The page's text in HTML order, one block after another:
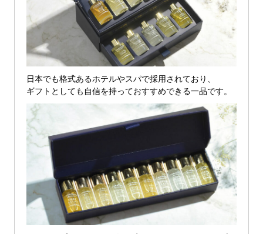
日本でも格式あるホテルやスパで採用されており、
ギフトとしても自信を持っておすすめできる一品です。